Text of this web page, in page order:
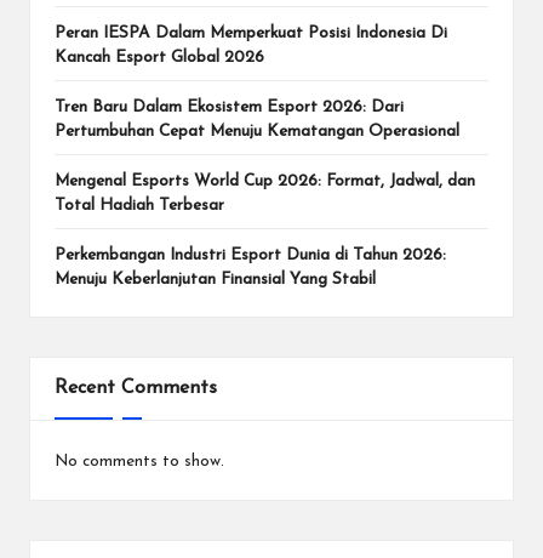
m
In
Peran IESPA Dalam Memperkuat Posisi Indonesia Di
Kancah Esport Global 2026
Tren Baru Dalam Ekosistem Esport 2026: Dari
Pertumbuhan Cepat Menuju Kematangan Operasional
Mengenal Esports World Cup 2026: Format, Jadwal, dan
Total Hadiah Terbesar
Perkembangan Industri Esport Dunia di Tahun 2026:
Menuju Keberlanjutan Finansial Yang Stabil
Recent Comments
No comments to show.